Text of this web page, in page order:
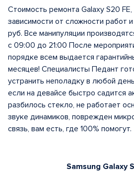
Samsung Galaxy
Стоимость ремонта Galaxy S20 FE,
зависимости от сложности работ
руб. Все манипуляции
с 09:00 до 21:00 После
порядке всем выдается
месяцев! Специалисты Педант
устранить неполадку в любой
если на девайсе быстро садится
разбилось стекло, не работает
звуке динамиков, поврежден
связь, вам есть, где 100% помогут.